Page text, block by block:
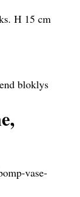
H 15 cm
bloklys
vase-